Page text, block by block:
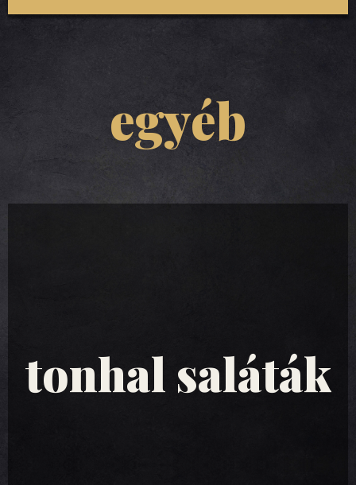
egyéb
tonhal saláták